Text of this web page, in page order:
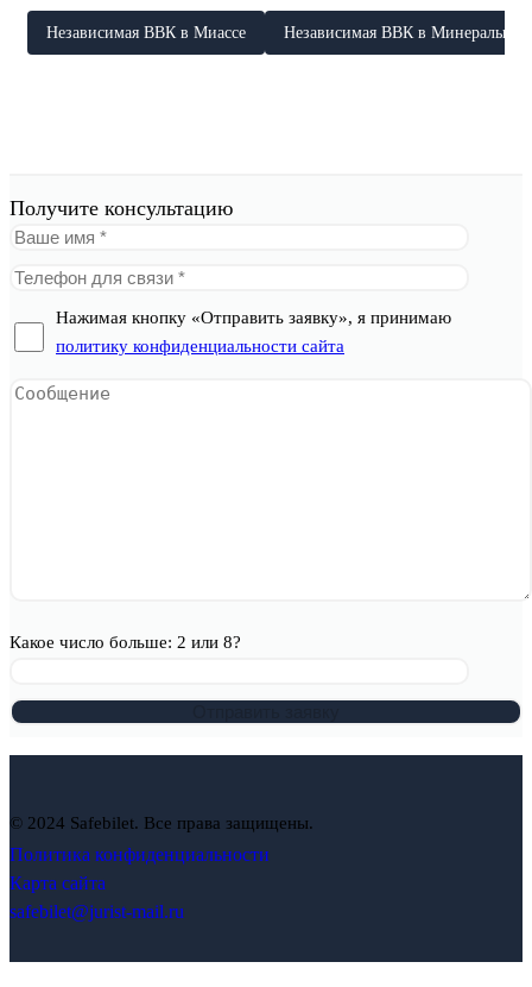
Независимая ВВК в Миассе Независимая ВВК в
Получите консультацию
Нажимая кнопку «Отправить заявку», я принимаю
политику конфиденциальности сайта
Какое число больше: 2 или 8?
© 2024 Safebilet. Все права защищены.
Политика конфиденциальности
Карта сайта
safebilet@jurist-mail.ru